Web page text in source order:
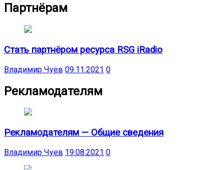
Партнёрам
Стать партнёром ресурса RSG iRadio
Владимир Чуев 09.11.2021 0
Рекламодателям
Рекламодателям — Общие сведения
Владимир Чуев 19.08.2021 0